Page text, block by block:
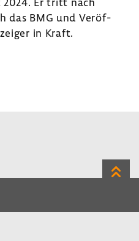
das BMG und Veröf­
in Kraft.
Zum